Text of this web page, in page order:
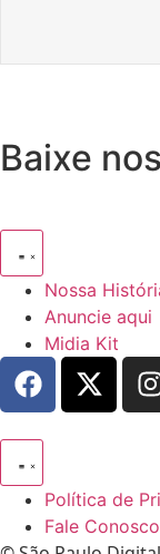
Baixe
Nossa
Anuncie aqui
Midia Kit
Política de
Fale Conosco